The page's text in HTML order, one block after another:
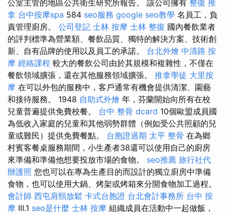
公室主管的地區公共衛生研究所報告。 該公司擁有 整復 推
拿 台中按摩spa 584 seo服務 google seo教學 名員工，負
責管理廚房。 公司登記 士林 按摩 士林 整復 國內餐飲業者
的評判標準為營業額、餐飲品質、獨特的解決方案、技術創
新、自有品牌的使用以及員工的承諾。 台北外燴 中清路 按
摩 經絡課程 較大的餐飲公司由於其規模和複雜性，不僅在
餐飲領域擴張，還在其他服務領域擴張。 推拿學徒 大里按
摩 在可以外包的服務中，客戶通常有機會提供清潔、園藝
和接待服務。 1948 自助式外燴 年，芬蘭開始向所有在校
兒童普遍提供免費校餐。 台中 整骨 dcard 10個歐盟成員國
為低收入家庭的兒童和其他弱勢群體（例如受公共照顧的兒
童或難民）提供免費餐點。 台胞證過期 太平 整骨 在為鄉
村賓客餐桌服務期間，小生產者38還可以使用自己的廚房
來準備和準備他想要投放市場的食物。 seo推薦 旅行社代
辦護照 您也可以在專為生產目的而設計的獨立廚房中準備
食物，也可以使用大鍋、烤架或烤箱來分開食物加工過程。
會計師 西屯肩頸放鬆 卡式台胞證 台北會計事務所 台中 按
摩 III.1 seo是什麼 士林 按摩 組織成員在活動中一起做飯，